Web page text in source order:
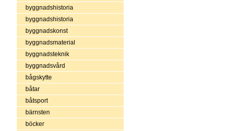
byggnadshistoria
byggnadshistoria
byggnadskonst
byggnadsmaterial
byggnadsteknik
byggnadsvård
bågskytte
båtar
båtsport
bärnsten
böcker